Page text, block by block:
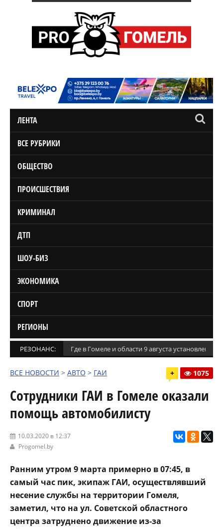
ЛЕНТА
ВСЕ РУБРИКИ
ОБЩЕСТВО
ПРОИСШЕСТВИЯ
КРИМИНАЛ
ДТП
ШОУ-БИЗ
ЭКОНОМИКА
СПОРТ
РЕГИОНЫ
РЕЗОНАНС: Где в Гомеле и области 9 августа установлены
ВСЕ НОВОСТИ > АВТО > ГАИ + 1075
Сотрудники ГАИ в Гомеле оказали
помощь автомобилисту
10.03.2020 в 12:37
Progomel.by
Ранним утром 9 марта примерно в 07:45, в
самый час пик, экипаж ГАИ, осуществлявший
несение службы на территории Гомеля,
заметил, что на ул. Советской областного
центра затруднено движение из-за